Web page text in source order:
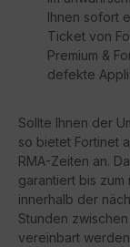
Ihnen sofort
Ticket von
Premium &
defekte
Sollte Ihnen der
so bietet Fortinet
RMA-Zeiten an.
garantiert bis
innerhalb der
Stunden
vereinbart